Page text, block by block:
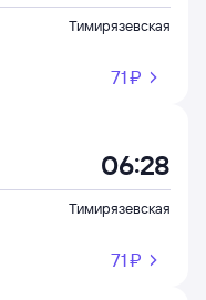
Тимирязевская
71 ⁠₽
06:28
Тимирязевская
71 ⁠₽